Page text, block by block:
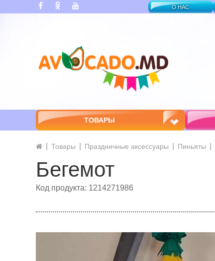
О НАС
ТОВАРЫ
Товары Праздничные аксессуары Пиньяты
Бегемот
Код продукта: 1214271986